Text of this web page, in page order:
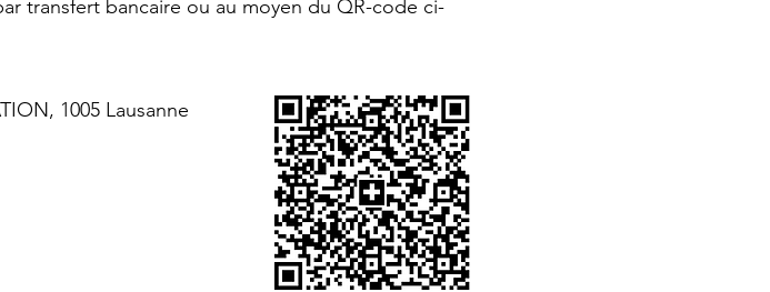
transfert bancaire ou au moyen du QR-code ci-
1005 Lausanne